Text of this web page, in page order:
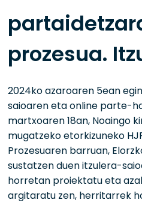
prozesua.
2024ko azaroaren 5ean
saioaren eta online parte-
martxoaren 18an, Noaingo
mugatzeko etorkizuneko
Prozesuaren barruan,
sustatzen duen itzulera-
horretan proiektatu eta
argitaratu zen, herritarrek